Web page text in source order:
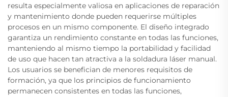
resulta especialmente valiosa en aplicaciones de reparación
y mantenimiento donde pueden requerirse múltiples
procesos en un mismo componente. El diseño integrado
garantiza un rendimiento constante en todas las funciones,
manteniendo al mismo tiempo la portabilidad y facilidad
de uso que hacen tan atractiva a la soldadura láser manual.
Los usuarios se benefician de menores requisitos de
formación, ya que los principios de funcionamiento
permanecen consistentes en todas las funciones,